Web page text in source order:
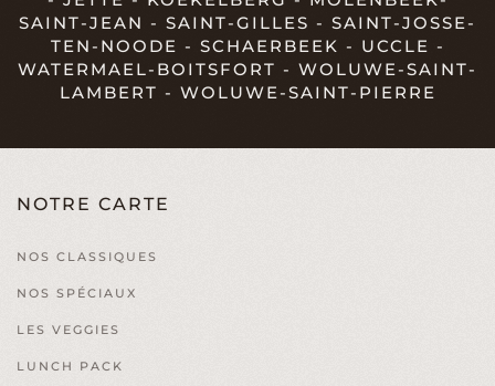
SAINT-JEAN - SAINT-GILLES - SAINT-JOSSE-
TEN-NOODE - SCHAERBEEK - UCCLE -
WATERMAEL-BOITSFORT - WOLUWE-SAINT-
LAMBERT - WOLUWE-SAINT-PIERRE
NOTRE CARTE
NOS CLASSIQUES
NOS SPÉCIAUX
LES VEGGIES
LUNCH PACK